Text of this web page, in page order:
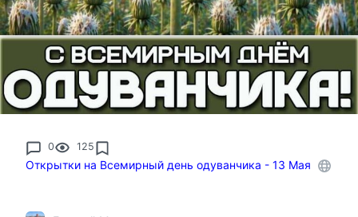
0 125
Открытки на Всемирный день одуванчика - 13 Мая